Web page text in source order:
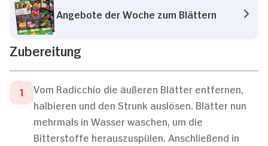
Angebote der Woche zum Blättern
Zubereitung
Vom Radicchio die äußeren Blätter entfernen,
halbieren und den Strunk auslösen. Blätter nun
mehrmals in Wasser waschen, um die
Bitterstoffe herauszuspülen. Anschließend in